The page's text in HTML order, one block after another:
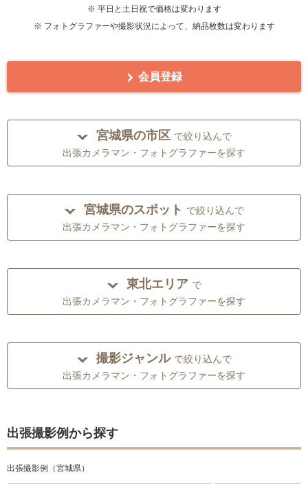
※ 平日と土日祝で価格は変わります
※ フォトグラファーや撮影状況によって、納品枚数は変わります
会員登録
宮城県の市区 で絞り込んで
出張カメラマン・フォトグラファーを探す
宮城県のスポット で絞り込んで
出張カメラマン・フォトグラファーを探す
東北エリア で
出張カメラマン・フォトグラファーを探す
撮影ジャンル で絞り込んで
出張カメラマン・フォトグラファーを探す
出張撮影例から探す
出張撮影例（宮城県）